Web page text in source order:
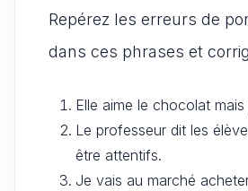
Repérez les erreurs de
dans ces phrases et
Elle aime le chocolat
Le professeur dit les
être attentifs.
Je vais au marché